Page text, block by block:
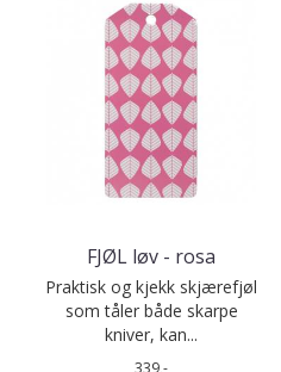
FJØL løv - rosa
Praktisk og kjekk skjærefjøl
som tåler både skarpe
kniver, kan...
339,-